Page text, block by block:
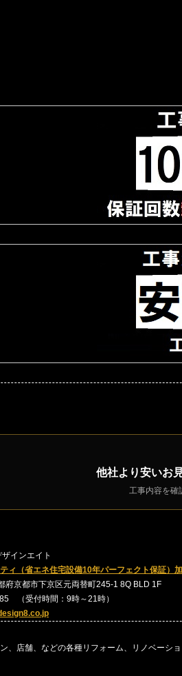
他社より安いお
工事内容を確
インエイト
ィ（省エネ住宅設備10年パーフェクト保証）
府京都市下京区元両替町245-1 8Q BLD 1F
（受付時間：9時～21時）
、店舗、などの各種リフォーム、リノベーシ